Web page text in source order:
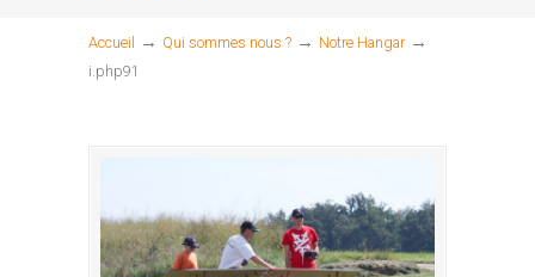
Accueil → Qui sommes nous ? → Notre Hangar→
i.php91